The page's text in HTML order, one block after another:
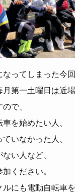
ってしまった今回
月第一土曜日は近
で、
を始めたい人、
いなかった人、
い人など、
ください。
ルにも電動自転車